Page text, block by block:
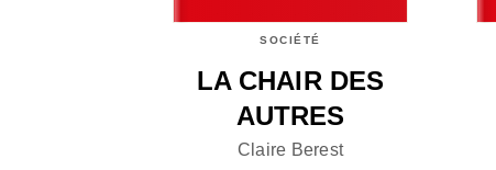
SOCIÉTÉ
LA CHAIR DES
AUTRES
Claire Berest